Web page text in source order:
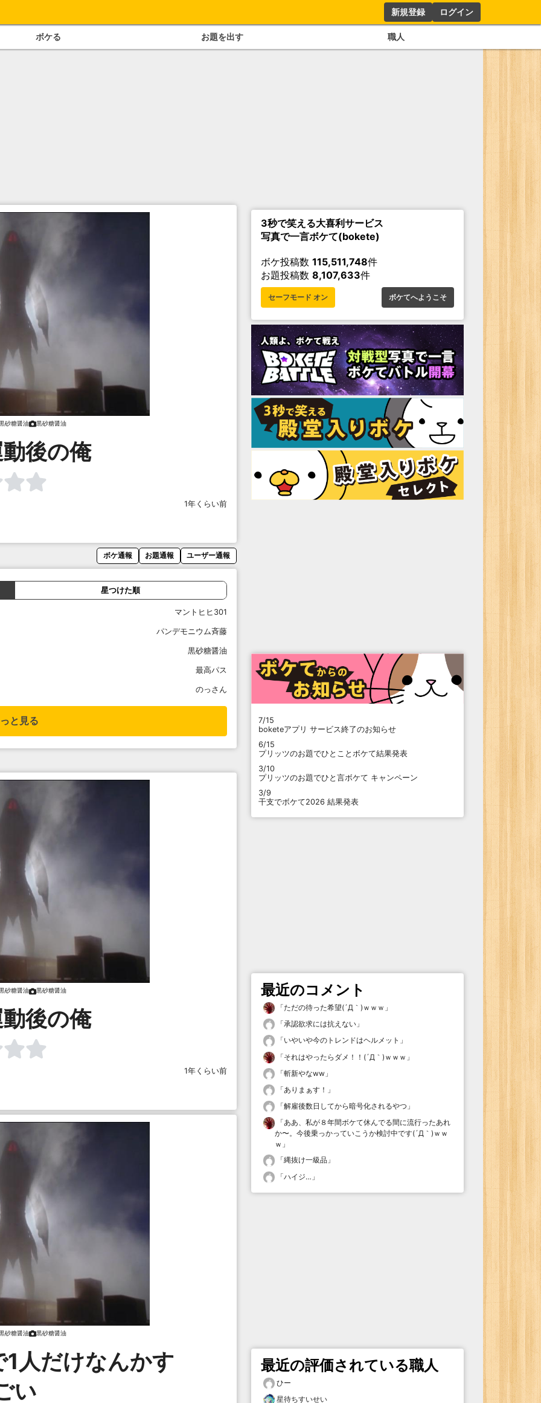
新規登録 ログイン
ボケる お題を出す 職人
砂糖醤油 黒砂糖醤油
後の俺
1年くらい前
ボケ通報 お題通報 ユーザー通報
星つけた順
マントヒヒ301
パンデモニウム斉藤
黒砂糖醤油
最高パス
のっさん
と見る
砂糖醤油 黒砂糖醤油
後の俺
1年くらい前
砂糖醤油 黒砂糖醤油
人だけなんかす
い
3秒で笑える大喜利サービス
写真で一言ボケて(bokete)
ボケ投稿数 115,511,748件
お題投稿数 8,107,633件
セーフモード オン ボケてへようこそ
7/15
boketeアプリ サービス終了のお知らせ
6/15
プリッツのお題でひとことボケて結果発表
3/10
プリッツのお題でひと言ボケて キャンペーン
3/9
干支でボケて2026 結果発表
最近のコメント
「ただの待った希望(´Д｀)ｗｗｗ 」
「承認欲求には抗えない 」
「いやいや今のトレンドはヘルメット 」
「それはやったらダメ！！(´Д｀)ｗｗｗ 」
「斬新やなww 」
「ありまぁす！ 」
「解雇後数日してから暗号化されるやつ 」
「ああ、私が８年間ボケて休んでる間に流行ったあれ
か〜。今後乗っかっていこうか検討中です(´Д｀)ｗｗ
ｗ 」
「縄抜け一級品 」
「ハイジ… 」
最近の評価されている職人
ひー
星待ちすいせい